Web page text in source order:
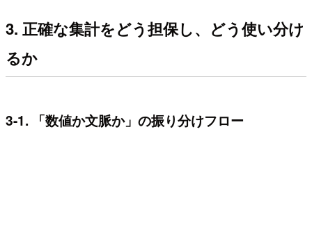
3. 正確な集計をどう担保し、どう使い分け
るか
3-1. 「数値か文脈か」の振り分けフロー